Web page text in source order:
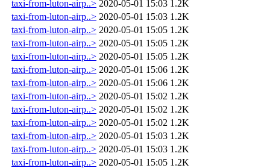
taxi-from-luton-airp..> 2020-05-01 15:03 1.2K
taxi-from-luton-airp..> 2020-05-01 15:03 1.2K
taxi-from-luton-airp..> 2020-05-01 15:05 1.2K
taxi-from-luton-airp..> 2020-05-01 15:05 1.2K
taxi-from-luton-airp..> 2020-05-01 15:05 1.2K
taxi-from-luton-airp..> 2020-05-01 15:06 1.2K
taxi-from-luton-airp..> 2020-05-01 15:06 1.2K
taxi-from-luton-airp..> 2020-05-01 15:02 1.2K
taxi-from-luton-airp..> 2020-05-01 15:02 1.2K
taxi-from-luton-airp..> 2020-05-01 15:02 1.2K
taxi-from-luton-airp..> 2020-05-01 15:03 1.2K
taxi-from-luton-airp..> 2020-05-01 15:03 1.2K
taxi-from-luton-airp..> 2020-05-01 15:05 1.2K